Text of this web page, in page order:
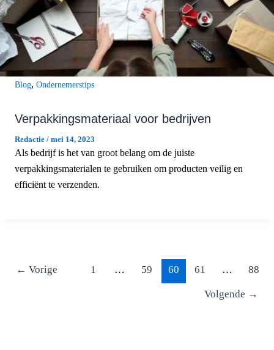
Blog, Ondernemerstips
Verpakkingsmateriaal voor bedrijven
Redactie / mei 14, 2023
Als bedrijf is het van groot belang om de juiste
verpakkingsmaterialen te gebruiken om producten veilig en
efficiënt te verzenden.
← Vorige 1 … 59 60 61 … 88
Volgende →